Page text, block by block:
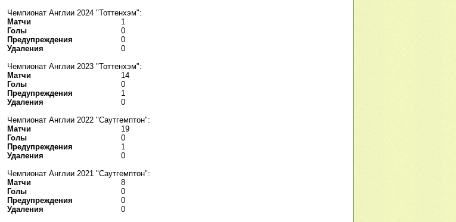
Чемпионат Англии 2024 "Тоттенхэм":
Матчи
1
Голы
0
Предупреждения
0
Удаления
0
Чемпионат Англии 2023 "Тоттенхэм":
Матчи
14
Голы
0
Предупреждения
1
Удаления
0
Чемпионат Англии 2022 "Саутгемптон":
Матчи
19
Голы
0
Предупреждения
1
Удаления
0
Чемпионат Англии 2021 "Саутгемптон":
Матчи
8
Голы
0
Предупреждения
0
Удаления
0